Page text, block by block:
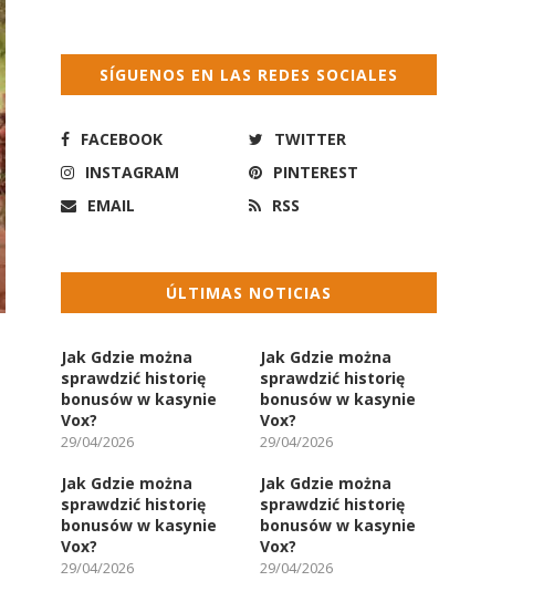
SÍGUENOS EN LAS REDES SOCIALES
FACEBOOK
TWITTER
INSTAGRAM
PINTEREST
EMAIL
RSS
ÚLTIMAS NOTICIAS
Jak Gdzie można
sprawdzić historię
bonusów w kasynie
Vox?
29/04/2026
Jak Gdzie można
sprawdzić historię
bonusów w kasynie
Vox?
29/04/2026
Jak Gdzie można
sprawdzić historię
bonusów w kasynie
Vox?
29/04/2026
Jak Gdzie można
sprawdzić historię
bonusów w kasynie
Vox?
29/04/2026